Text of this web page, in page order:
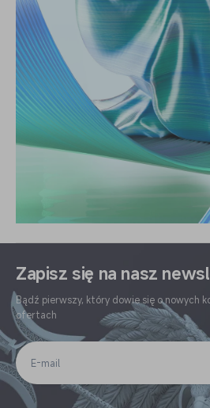
Zapisz się na nasz
Bądź pierwszy, który dowie się o nowych
ofertach
E-